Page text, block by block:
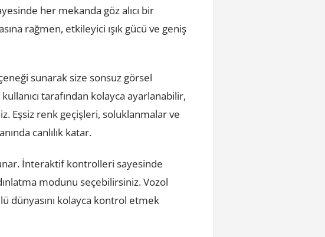
her mekanda göz alıcı bir
rağmen, etkileyici ışık gücü ve geniş
sunarak size sonsuz görsel
tarafından kolayca ayarlanabilir,
Eşsiz renk geçişleri, soluklanmalar ve
canlılık katar.
İnteraktif kontrolleri sayesinde
modunu seçebilirsiniz. Vozol
dünyasını kolayca kontrol etmek